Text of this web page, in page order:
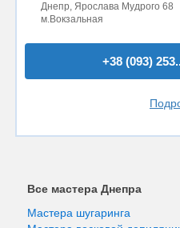
Днепр, Ярослава Мудрого 68
м.Вокзальная
+38 (093)
Все мастера Днепра
Мастера шугаринга